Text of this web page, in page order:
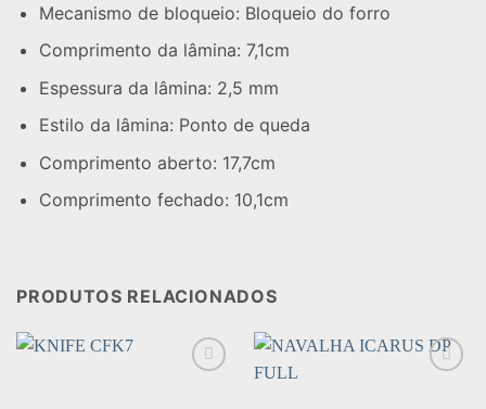
Mecanismo de bloqueio: Bloqueio do forro
Comprimento da lâmina: 7,1cm
Espessura da lâmina: 2,5 mm
Estilo da lâmina: Ponto de queda
Comprimento aberto: 17,7cm
Comprimento fechado: 10,1cm
PRODUTOS RELACIONADOS